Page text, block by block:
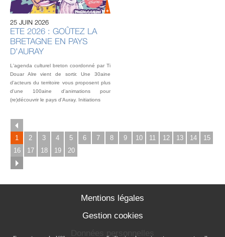
25 JUIN 2026
ETE 2026 : GOÛTEZ LA
BRETAGNE EN PAYS
D'AURAY
L'agenda culturel breton coordonné par Ti
Douar Alre vient de sortir. Une 30aine
d'acteurs du territoire vous proposent plus
d'une 100aine d'animations pour
(re)découvrir le pays d'Auray. Initiations
1 2 3 4 5 6 7 8 9 10 11 12 13 14
15
16
17 18 19 20
Mentions légales
Gestion cookies